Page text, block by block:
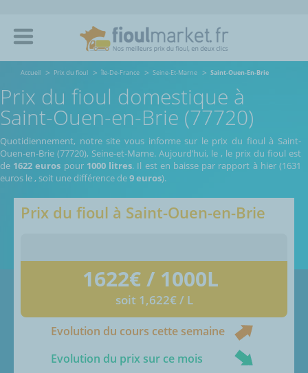
Accueil Prix du fioul île-De-France Seine-Et-Marne Saint-Ouen-En-Brie
Prix du fioul domestique à
Saint-Ouen-en-Brie (77720)
Quotidiennement, notre site vous informe sur le prix du fioul à Saint-
Ouen-en-Brie (77720), Seine-et-Marne. Aujourd’hui, le , le prix du fioul est
de 1622 euros pour 1000 litres. Il est en baisse par rapport à hier (1631
euros le , soit une différence de9 euros).
Prix du fioul à Saint-Ouen-en-Brie
1622€ / 1000L
soit 1,622€ / L
Evolution du cours cette semaine
Evolution du prix sur ce mois